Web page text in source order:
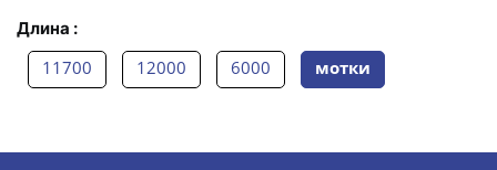
Длина :
11700 12000 6000 мотки